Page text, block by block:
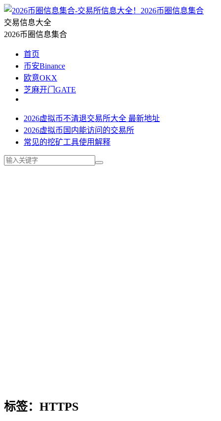
2026币圈信息集合
交易信息大全
2026币圈信息集合
首页
币安Binance
欧意OKX
芝麻开门GATE
2026虚拟币不清退交易所大全 最新地址
2026虚拟币国内能访问的交易所
常见的挖矿工具使用解释
标签：HTTPS